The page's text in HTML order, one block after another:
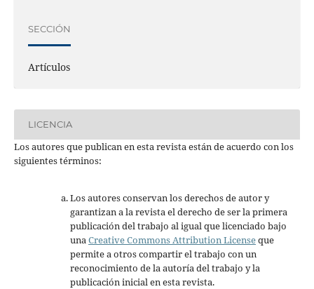
SECCIÓN
Artículos
LICENCIA
Los autores que publican en esta revista están de acuerdo con los
siguientes términos:
Los autores conservan los derechos de autor y
garantizan a la revista el derecho de ser la primera
publicación del trabajo al igual que licenciado bajo
una Creative Commons Attribution Licenseque
permite a otros compartir el trabajo con un
reconocimiento de la autoría del trabajo y la
publicación inicial en esta revista.